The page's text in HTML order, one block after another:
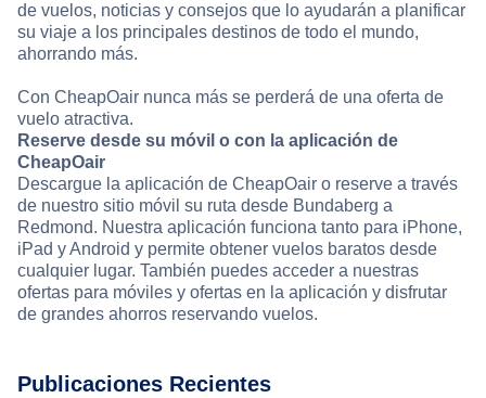
de vuelos, noticias y consejos que lo ayudarán a planificar
su viaje a los principales destinos de todo el mundo,
ahorrando más.
Con CheapOair nunca más se perderá de una oferta de
vuelo atractiva.
Reserve desde su móvil o con la aplicación de
CheapOair
Descargue la aplicación de CheapOair o reserve a través
de nuestro sitio móvil su ruta desde Bundaberg a
Redmond. Nuestra aplicación funciona tanto para iPhone,
iPad y Android y permite obtener vuelos baratos desde
cualquier lugar. También puedes acceder a nuestras
ofertas para móviles y ofertas en la aplicación y disfrutar
de grandes ahorros reservando vuelos.
Publicaciones Recientes